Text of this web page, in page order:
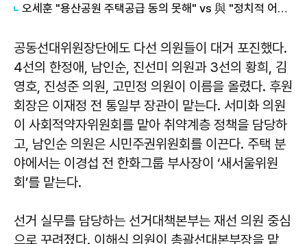
오세훈 "용산공원 주택공급 동의 못해" vs 與 "정치적 어젠다로 사용" 맞불
공동선대위원장단에도 다선 의원들이 대거 포진했다.
4선의 한정애, 남인순, 진선미 의원과 3선의 황희, 김
영호, 진성준 의원, 고민정 의원이 이름을 올렸다. 후원
회장은 이재정 전 통일부 장관이 맡는다. 서미화 의원
이 사회적약자위원회를 맡아 취약계층 정책을 담당하
고, 남인순 의원은 시민주권위원회를 이끈다. 주택 분
야에서는 이경섭 전 한화그룹 부사장이 ‘새서울위원
회’를 맡는다.
선거 실무를 담당하는 선거대책본부는 재선 의원 중심
으로 꾸려졌다. 이해식 의원이 총괄선대본부장을 맡